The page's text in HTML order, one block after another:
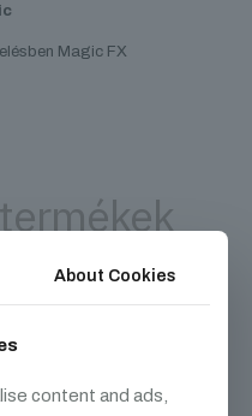
Magic FX
About Cookies
content and ads,